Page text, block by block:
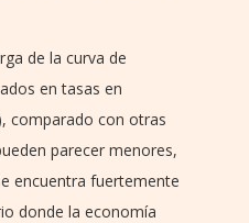
de la curva de
en tasas en
comparado con otras
parecer menores,
encuentra fuertemente
donde la economía